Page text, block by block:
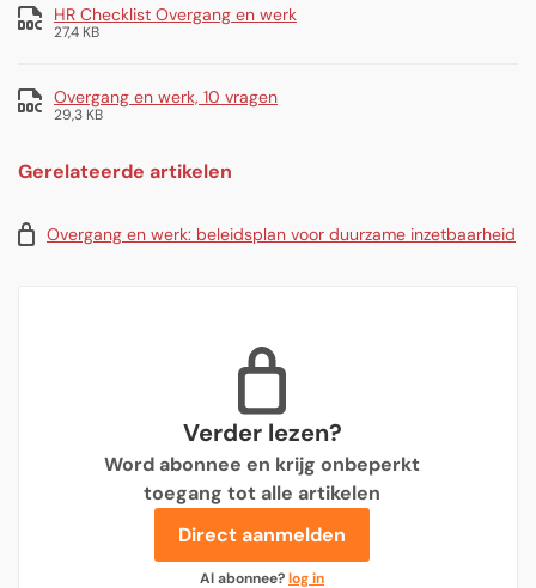
HR Checklist Overgang en werk
27,4 KB
Overgang en werk, 10 vragen
29,3 KB
Gerelateerde artikelen
Overgang en werk: beleidsplan voor duurzame inzetbaarheid
Verder lezen?
Word abonnee en krijg onbeperkt
toegang tot alle artikelen
Direct aanmelden
Al abonnee?log in